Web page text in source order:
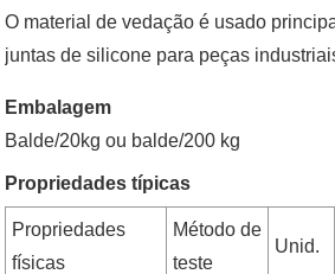
O material de vedação é usado
juntas de silicone para peças
Embalagem
Balde/20kg ou balde/200 kg
Propriedades típicas
Propriedades
físicas
Método de
teste
Unid.